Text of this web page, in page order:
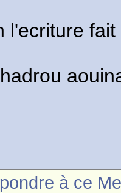
l'ecriture
à ce